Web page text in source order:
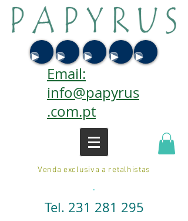
Email:
info@papyrus
.com.pt
Venda exclusiva a retalhistas
.
Tel. 231 281 295